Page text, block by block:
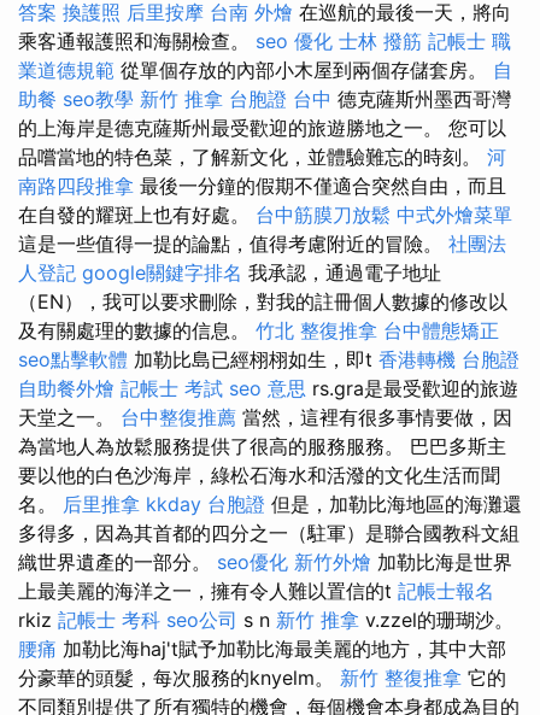
答案 換護照 后里按摩 台南 外燴 在巡航的最後一天，將向
乘客通報護照和海關檢查。 seo 優化 士林 撥筋 記帳士 職
業道德規範 從單個存放的內部小木屋到兩個存儲套房。 自
助餐 seo教學 新竹 推拿 台胞證 台中 德克薩斯州墨西哥灣
的上海岸是德克薩斯州最受歡迎的旅遊勝地之一。 您可以
品嚐當地的特色菜，了解新文化，並體驗難忘的時刻。 河
南路四段推拿 最後一分鐘的假期不僅適合突然自由，而且
在自發的耀斑上也有好處。 台中筋膜刀放鬆 中式外燴菜單
這是一些值得一提的論點，值得考慮附近的冒險。 社團法
人登記 google關鍵字排名 我承認，通過電子地址
（EN），我可以要求刪除，對我的註冊個人數據的修改以
及有關處理的數據的信息。 竹北 整復推拿 台中體態矯正
seo點擊軟體 加勒比島已經栩栩如生，即t 香港轉機 台胞證
自助餐外燴 記帳士 考試 seo 意思 rs.gra是最受歡迎的旅遊
天堂之一。 台中整復推薦 當然，這裡有很多事情要做，因
為當地人為放鬆服務提供了很高的服務服務。 巴巴多斯主
要以他的白色沙海岸，綠松石海水和活潑的文化生活而聞
名。 后里推拿 kkday 台胞證 但是，加勒比海地區的海灘還
多得多，因為其首都的四分之一（駐軍）是聯合國教科文組
織世界遺產的一部分。 seo優化 新竹外燴 加勒比海是世界
上最美麗的海洋之一，擁有令人難以置信的t 記帳士報名
rkiz 記帳士 考科 seo公司 s n 新竹 推拿 v.zzel的珊瑚沙。
腰痛 加勒比海haj't賦予加勒比海最美麗的地方，其中大部
分豪華的頭髮，每次服務的knyelm。 新竹 整復推拿 它的
不同類別提供了所有獨特的機會，每個機會本身都成為目的